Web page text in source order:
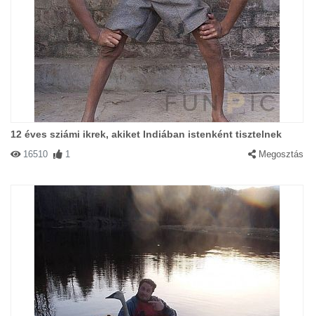
12 éves sziámi ikrek, akiket Indiában istenként tisztelnek
16510 1 Megosztás